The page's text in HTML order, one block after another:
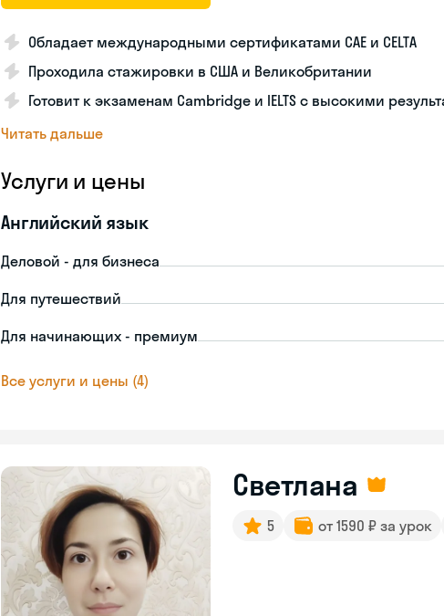
Обладает международными сертификатами CAE и CELTA
Проходила стажировки в США и Великобритании
Готовит к экзаменам Cambridge и IELTS с высокими
Читать дальше
Услуги и цены
Английский язык
Деловой - для бизнеса
Для путешествий
Для начинающих - премиум
Все услуги и цены (4)
Светлана
5 от 1590 ₽ за урок